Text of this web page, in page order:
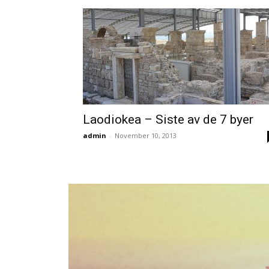
Laodiokea – Siste av de 7 byer
admin - November 10, 2013